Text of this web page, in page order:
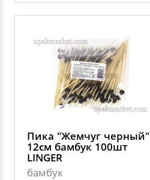
Пика "Жемчуг черный"
12см бамбук 100шт
LINGER
бамбук